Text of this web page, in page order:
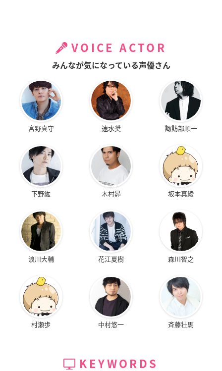
VOICE ACTOR
みんなが気になっている声優さん
宮野真守 速水奨 諏訪部順一
下野紘 木村昴 坂本真綾
浪川大輔 花江夏樹 森川智之
村瀬歩 中村悠一 斉藤壮馬
KEYWORDS